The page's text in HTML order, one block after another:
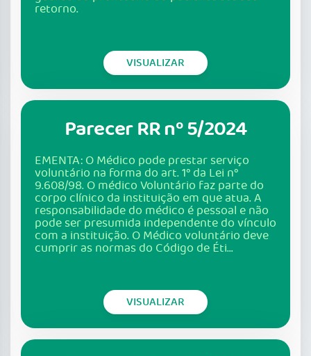
retorno.
VISUALIZAR
Parecer RR nº 5/2024
EMENTA: O Médico pode prestar serviço
voluntário na forma do art. 1° da Lei n°
9.608/98. O médico Voluntário faz parte do
corpo clínico da instituição em que atua. A
responsabilidade do médico é pessoal e não
pode ser presumida independente do vínculo
com a instituição. O Médico voluntário deve
cumprir as normas do Código de Éti...
VISUALIZAR